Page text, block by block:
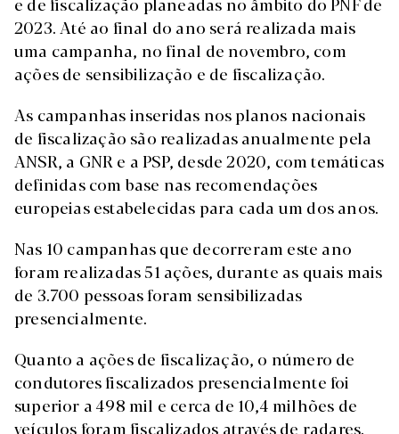
2023. Até ao final do ano será realizada mais
uma campanha, no final de novembro, com
ações de sensibilização e de fiscalização.
As campanhas inseridas nos planos nacionais
de fiscalização são realizadas anualmente pela
ANSR, a GNR e a PSP, desde 2020, com temáticas
definidas com base nas recomendações
europeias estabelecidas para cada um dos anos.
Nas 10 campanhas que decorreram este ano
foram realizadas 51 ações, durante as quais mais
de 3.700 pessoas foram sensibilizadas
presencialmente.
Quanto a ações de fiscalização, o número de
condutores fiscalizados presencialmente foi
superior a 498 mil e cerca de 10,4 milhões de
veículos foram fiscalizados através de radares.